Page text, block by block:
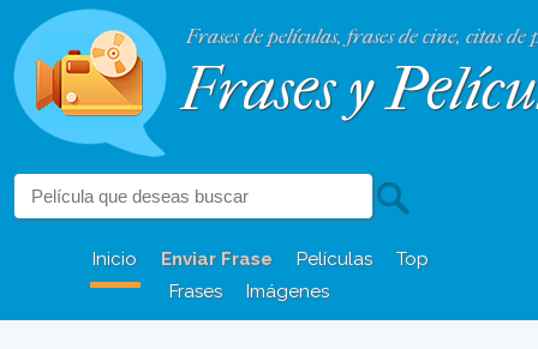
Frases de películas, frases de cine, citas de
Frases y
Inicio Enviar Frase Películas
Top
Frases
Imágenes